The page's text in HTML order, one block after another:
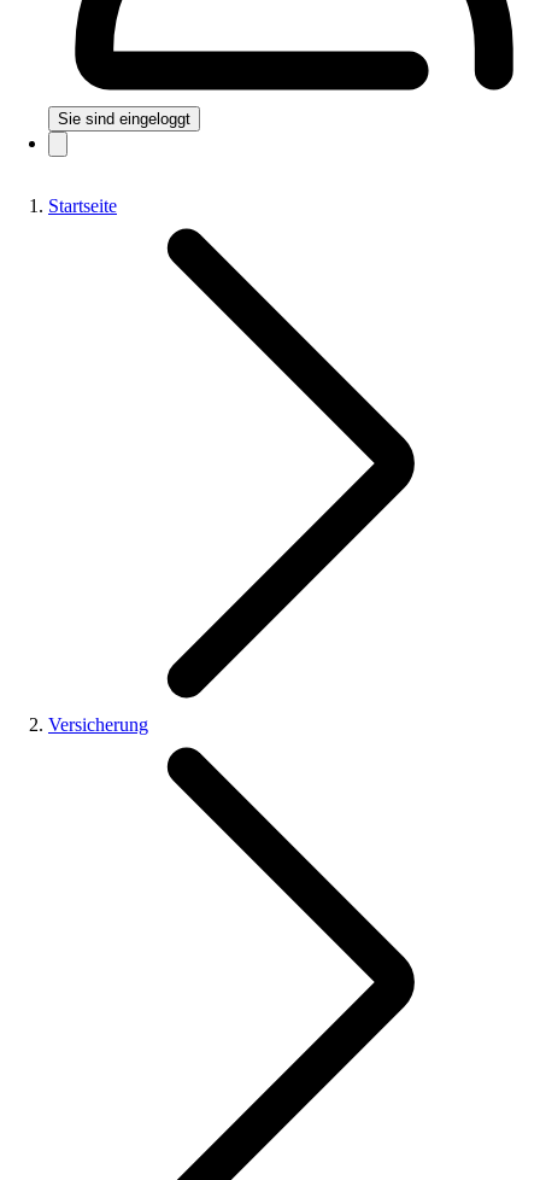
Sie sind eingeloggt
Startseite
Versicherung